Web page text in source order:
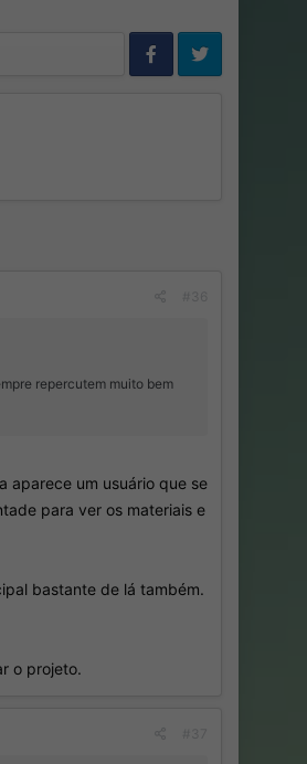
repercutem muito bem
aparece um usuário que se
para ver os materiais e
bastante de lá também.
o projeto.